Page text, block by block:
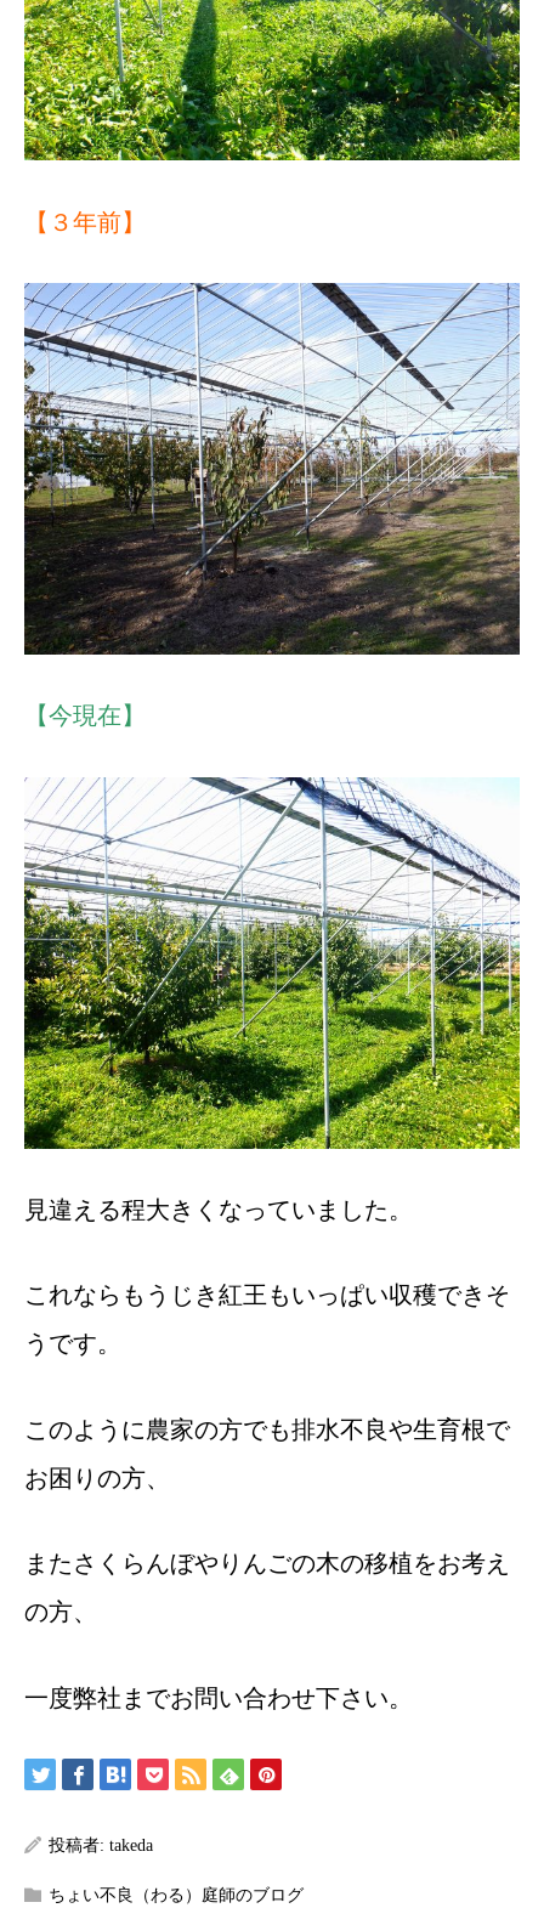
【３年前】
【今現在】
見違える程大きくなっていました。
これならもうじき紅王もいっぱい収穫できそ
うです。
このように農家の方でも排水不良や生育根で
お困りの方、
またさくらんぼやりんごの木の移植をお考え
の方、
一度弊社までお問い合わせ下さい。
投稿者: takeda
ちょい不良（わる）庭師のブログ